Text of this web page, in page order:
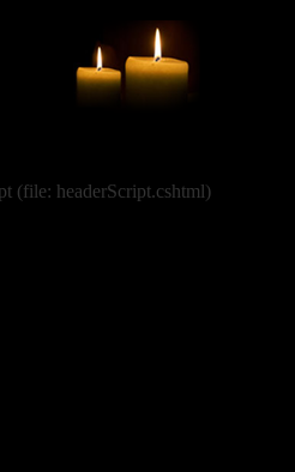
(file: headerScript.cshtml)